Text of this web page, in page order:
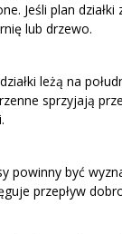
Jeśli plan
lub drzewo.
leżą na
sprzyjają
powinny być
przepływ